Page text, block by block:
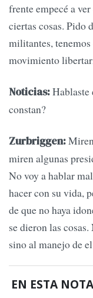
frente empecé a
ciertas cosas. Pido
militantes,
movimiento
Noticias:Hablaste
constan?
Zurbriggen:
miren algunas
No voy a hablar
hacer con su vida,
de que no haya
se dieron las
sino al manejo de
EN ESTA NOTA